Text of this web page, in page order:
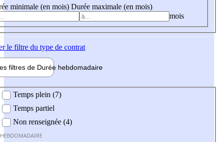
minimale (en mois) Durée maximale (en mois)
mois
le filtre du type de contrat
filtres de Durée hebdomadaire
Temps plein (7)
Temps partiel
Non renseignée (4)